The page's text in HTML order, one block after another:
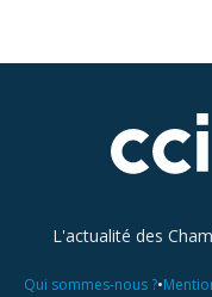
L'actualité des
Qui sommes-nous ?•